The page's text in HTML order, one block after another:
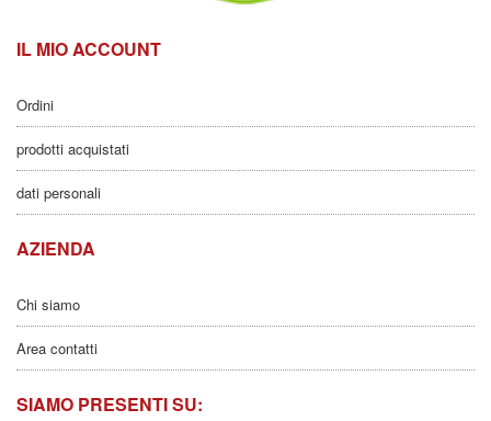
IL MIO ACCOUNT
Ordini
prodotti acquistati
dati personali
AZIENDA
Chi siamo
Area contatti
SIAMO PRESENTI SU: